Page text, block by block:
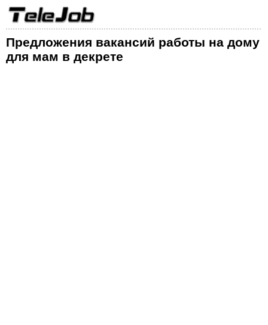
Предложения вакансий работы на дому
для мам в декрете